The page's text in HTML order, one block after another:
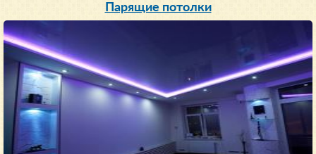
Парящие потолки